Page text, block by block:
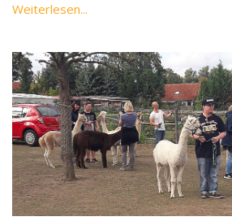
Weiterlesen...